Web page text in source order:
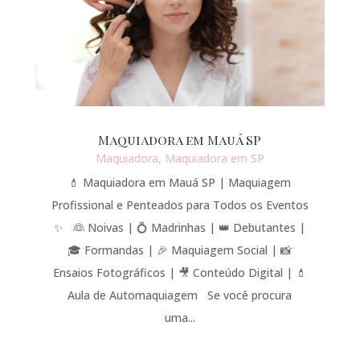
Maquiadora em Mauá SP
Maquiadora, Maquiadora em SP
💄 Maquiadora em Mauá SP | Maquiagem
Profissional e Penteados para Todos os Eventos
✨ 👰 Noivas | 💍 Madrinhas | 👑 Debutantes |
🎓 Formandas | 🎉 Maquiagem Social | 📸
Ensaios Fotográficos | 🎥 Conteúdo Digital | 💄
Aula de Automaquiagem Se você procura
uma...